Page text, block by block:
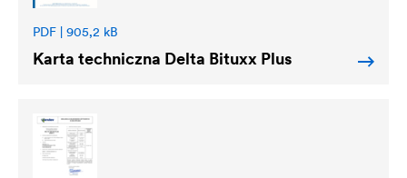
PDF | 905,2 kB
Karta techniczna Delta Bituxx Plus